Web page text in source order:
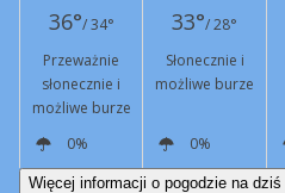
36°/ 34° 33°/ 28°
Przeważnie
słonecznie i
możliwe burze
Słonecznie i
możliwe burze
0% 0%
SW
14 km/h W
6 km/h
Więcej informacji o pogodzie na dziś